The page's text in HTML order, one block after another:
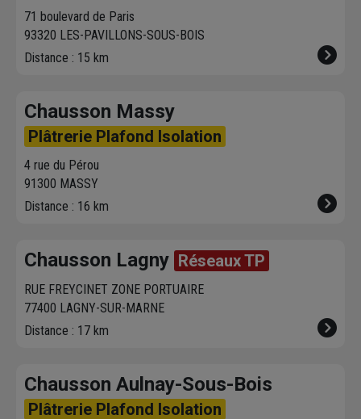
71 boulevard de Paris
93320 LES-PAVILLONS-SOUS-BOIS
Distance : 15 km
Chausson Massy
Plâtrerie Plafond Isolation
4 rue du Pérou
91300 MASSY
Distance : 16 km
Chausson Lagny Réseaux TP
RUE FREYCINET ZONE PORTUAIRE
77400 LAGNY-SUR-MARNE
Distance : 17 km
Chausson Aulnay-Sous-Bois
Plâtrerie Plafond Isolation